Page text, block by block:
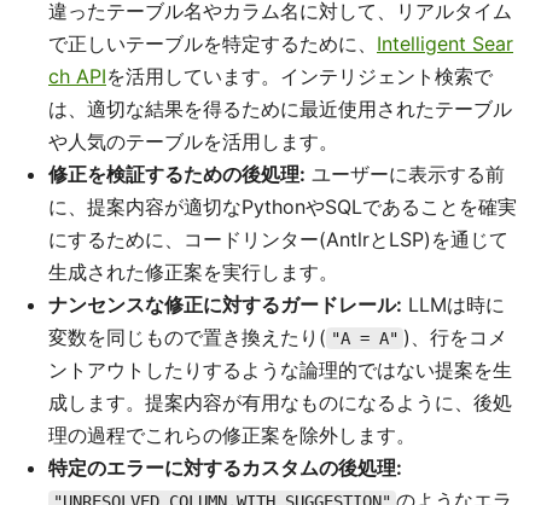
違ったテーブル名やカラム名に対して、リアルタイム
で正しいテーブルを特定するために、 Intelligent Sear
ch APIを活用しています。インテリジェント検索で
は、適切な結果を得るために最近使用されたテーブル
や人気のテーブルを活用します。
修正を検証するための後処理: ユーザーに表示する前
に、提案内容が適切なPythonやSQLであることを確実
にするために、コードリンター(AntlrとLSP)を通じて
生成された修正案を実行します。
ナンセンスな修正に対するガードレール: LLMは時に
変数を同じもので置き換えたり( "A = A" )、行をコメ
ントアウトしたりするような論理的ではない提案を生
成します。提案内容が有用なものになるように、後処
理の過程でこれらの修正案を除外します。
特定のエラーに対するカスタムの後処理: